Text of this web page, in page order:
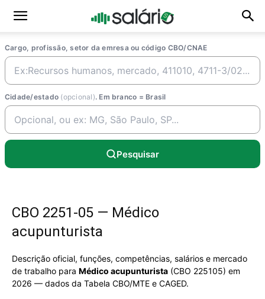
Cargo, profissão, setor da emresa ou código CBO/CNAE
Cidade/estado (opcional). Em branco = Brasil
Pesquisar
CBO 2251-05 — Médico
acupunturista
Descrição oficial, funções, competências, salários e mercado
de trabalho para Médico acupunturista (CBO 225105) em
2026 — dados da Tabela CBO/MTE e CAGED.